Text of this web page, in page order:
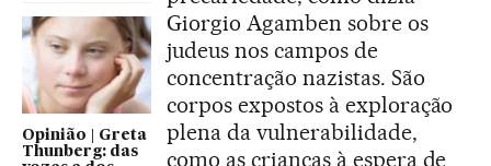
Opinião | Greta
Thunberg: das
Giorgio Agamben sobre os
judeus nos campos de
concentração nazistas. São
corpos expostos à exploração
plena da vulnerabilidade,
como as crianças à espera de